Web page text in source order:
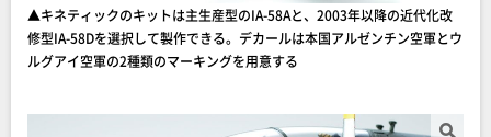
▲キネティックのキットは主生産型のIA-58Aと、2003年以降の近代化改
修型IA-58Dを選択して製作できる。デカールは本国アルゼンチン空軍とウ
ルグアイ空軍の2種類のマーキングを用意する